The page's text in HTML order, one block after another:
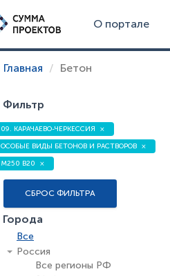
О портале
Главная Бетон
Фильтр
09. КАРАЧАЕВО-ЧЕРКЕССИЯ
ОСОБЫЕ ВИДЫ БЕТОНОВ И РАСТВОРОВ
М250 В20
СБРОС ФИЛЬТРА
Города
Все
Россия
Все регионы РФ